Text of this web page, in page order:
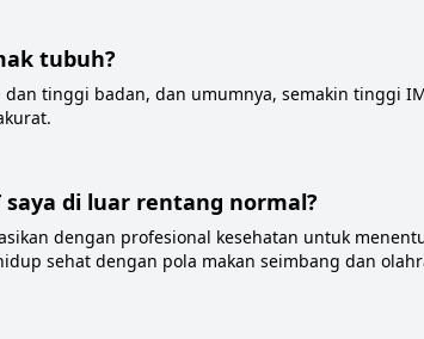
tubuh?
tinggi badan, dan umumnya, semakin tinggi
di luar rentang normal?
dengan profesional kesehatan untuk
sehat dengan pola makan seimbang dan